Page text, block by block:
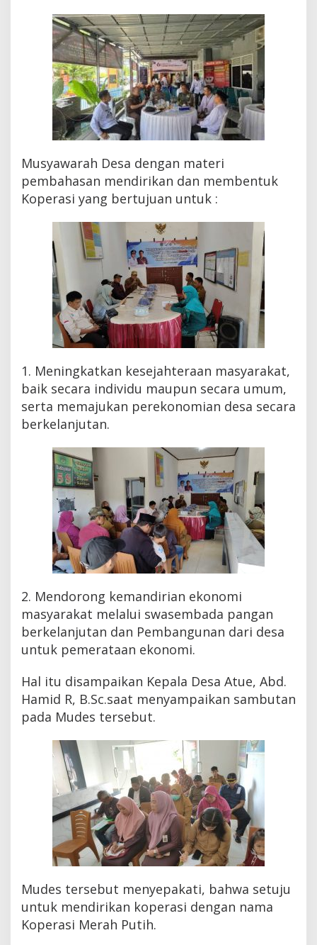
Musyawarah Desa dengan materi
pembahasan mendirikan dan membentuk
Koperasi yang bertujuan untuk :
1. Meningkatkan kesejahteraan masyarakat,
baik secara individu maupun secara umum,
serta memajukan perekonomian desa secara
berkelanjutan.
2. Mendorong kemandirian ekonomi
masyarakat melalui swasembada pangan
berkelanjutan dan Pembangunan dari desa
untuk pemerataan ekonomi.
Hal itu disampaikan Kepala Desa Atue, Abd.
Hamid R, B.Sc.saat menyampaikan sambutan
pada Mudes tersebut.
Mudes tersebut menyepakati, bahwa setuju
untuk mendirikan koperasi dengan nama
Koperasi Merah Putih.